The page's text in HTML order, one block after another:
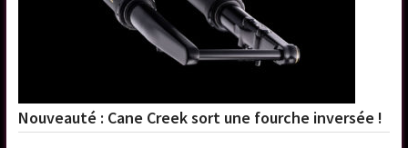
Nouveauté : Cane Creek sort une fourche inversée !